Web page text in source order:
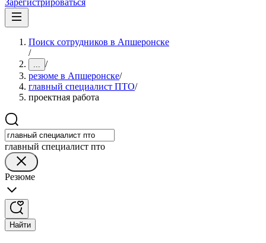
Зарегистрироваться
Поиск сотрудников в Апшеронске
/
... /
резюме в Апшеронске/
главный специалист ПТО/
проектная работа
главный специалист пто
Резюме
Найти